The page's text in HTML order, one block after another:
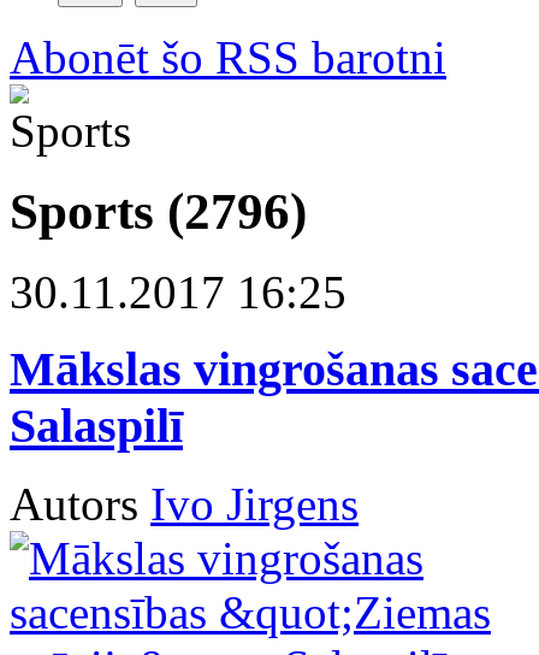
Abonēt šo RSS barotni
Sports (2796)
30.11.2017 16:25
Mākslas vingrošanas
Salaspilī
Autors Ivo Jirgens